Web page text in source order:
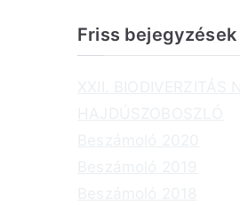
Friss bejegyzések